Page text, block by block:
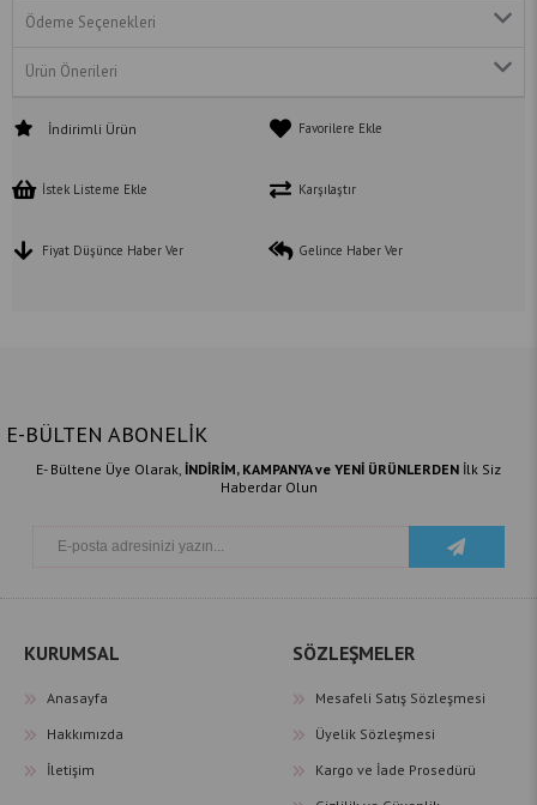
Ödeme Seçenekleri
Ürün Önerileri
İndirimli Ürün Favorilere Ekle
İstek Listeme Ekle Karşılaştır
Fiyat Düşünce Haber Ver Gelince Haber Ver
E-BÜLTEN ABONELİK
E- Bültene Üye Olarak, İNDİRİM, KAMPANYA ve YENİ ÜRÜNLERDEN İlk Siz
Haberdar Olun
KURUMSAL
Anasayfa
Hakkımızda
İletişim
SÖZLEŞMELER
Mesafeli Satış Sözleşmesi
Üyelik Sözleşmesi
Kargo ve İade Prosedürü